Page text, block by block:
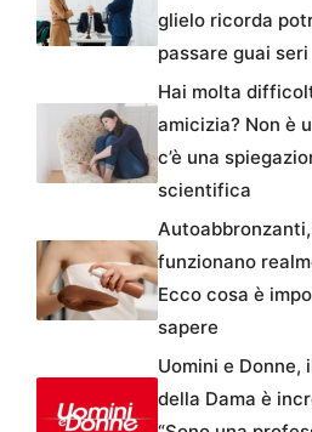
glielo ricorda
passare guai seri
Hai molta
amicizia? Non è
c’è una
scientifica
funzionano
Ecco cosa è
sapere
Uomini e Donne,
della Dama è